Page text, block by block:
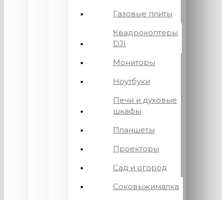
Газовые плиты
Квадрокоптеры
DJI
Мониторы
Ноутбуки
Печи и духовые
шкафы
Планшеты
Проекторы
Сад и огород
Соковыжималка